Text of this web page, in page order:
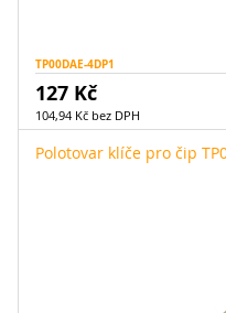
TP00DAE-4DP1
127 Kč
104,94 Kč bez DPH
Polotovar klíče pro čip